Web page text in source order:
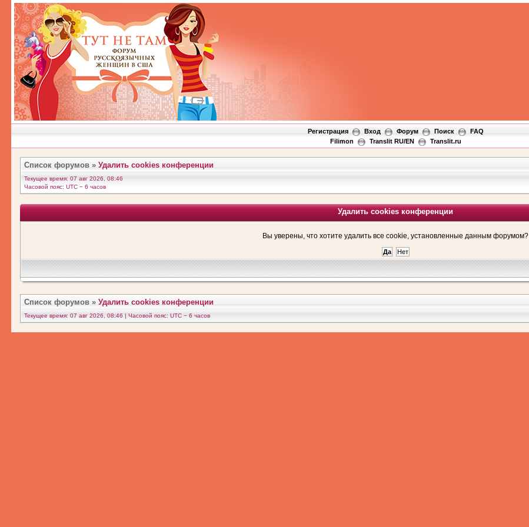
Регистрация Вход Форум Поиск
FAQ
Filimon
Translit RU/EN Translit.ru
Список форумов » Удалить cookies конференции
Текущее время: 07 авг 2026, 08:46
Часовой пояс: UTC − 6 часов
Удалить cookies конференции
Вы уверены, что хотите удалить все cookie, установленные данным форумом?
Список форумов » Удалить cookies конференции
Текущее время: 07 авг 2026, 08:46 | Часовой пояс: UTC − 6 часов